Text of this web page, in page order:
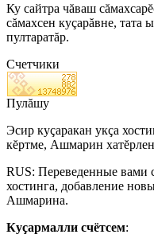
Ку сайтра чăваш
сăмахсен куçарăвне, тата
пултаратăр.
Счетчики
Пулăшу
Эсир куçаракан укçа
кĕртме, Ашмарин
RUS: Переведенные вами
хостинга, добавление
Ашмарина.
Куçармалли счётсем: